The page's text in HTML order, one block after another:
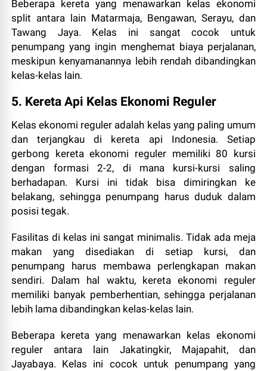
Beberapa kereta yang menawarkan kelas ekonomi
split antara lain Matarmaja, Bengawan, Serayu, dan
Tawang Jaya. Kelas ini sangat cocok untuk
penumpang yang ingin menghemat biaya perjalanan,
meskipun kenyamanannya lebih rendah dibandingkan
kelas-kelas lain.
5. Kereta Api Kelas Ekonomi Reguler
Kelas ekonomi reguler adalah kelas yang paling umum
dan terjangkau di kereta api Indonesia. Setiap
gerbong kereta ekonomi reguler memiliki 80 kursi
dengan formasi 2-2, di mana kursi-kursi saling
berhadapan. Kursi ini tidak bisa dimiringkan ke
belakang, sehingga penumpang harus duduk dalam
posisi tegak.
Fasilitas di kelas ini sangat minimalis. Tidak ada meja
makan yang disediakan di setiap kursi, dan
penumpang harus membawa perlengkapan makan
sendiri. Dalam hal waktu, kereta ekonomi reguler
memiliki banyak pemberhentian, sehingga perjalanan
lebih lama dibandingkan kelas-kelas lain.
Beberapa kereta yang menawarkan kelas ekonomi
reguler antara lain Jakatingkir, Majapahit, dan
Jayabaya. Kelas ini cocok untuk penumpang yang